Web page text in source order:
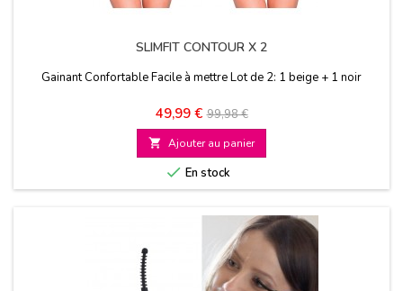
SLIMFIT CONTOUR X 2
Gainant Confortable Facile à mettre Lot de 2: 1 beige + 1 noir
Prix
49,99 € Prix
de
base
99,98 €
 Ajouter au panier
 En stock